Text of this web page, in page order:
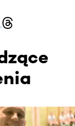
przewijane w